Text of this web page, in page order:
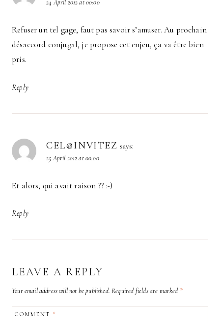
24 April 2012 at 00:00
Refuser un tel gage, faut pas savoir s’amuser. Au prochain
désaccord conjugal, je propose cet enjeu, ça va être bien
pris.
Reply
CEL@INVITEZ says:
25 April 2012 at 00:00
Et alors, qui avait raison ?? :-)
Reply
LEAVE A REPLY
Your email address will not be published. Required fields are marked *
COMMENT*